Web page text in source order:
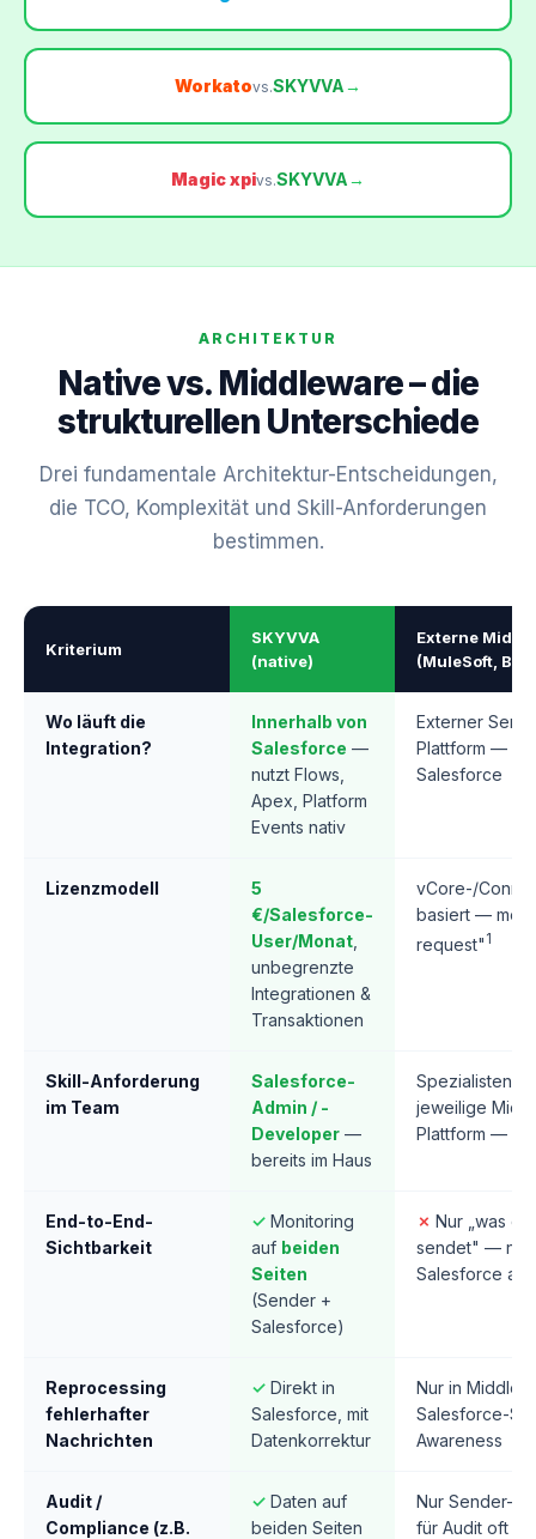
Workatovs.SKYVVA→
Magic xpivs.SKYVVA→
ARCHITEKTUR
Native vs. Middleware – die
strukturellen Unterschiede
Drei fundamentale Architektur-Entscheidungen,
die TCO, Komplexität und Skill-Anforderungen
bestimmen.
Kriterium
SKYVVA
(native)
Externe
(MuleSoft,
Wo läuft die
Integration?
Innerhalb von
Salesforce —
nutzt Flows,
Apex, Platform
Events nativ
Externer
Plattform —
Salesforce
Lizenzmodell
5
€/Salesforce-
User/Monat
unbegrenzte
Integrationen &
Transaktionen
vCore-/
basiert —
request" 1
Skill-Anforderung
im Team
Salesforce-
Admin / -
Developer —
bereits im Haus
Spezialisten
jeweilige
Plattform — oft
End-to-End-
Sichtbarkeit
✓ Monitoring
auf beiden
Seiten
(Sender +
Salesforce)
✗ Nur „was
sendet" —
Salesforce
Reprocessing
fehlerhafter
Nachrichten
✓ Direkt in
Salesforce, mit
Datenkorrektur
Nur in
Salesforce-
Awareness
Audit /
Compliance (z.B.
✓ Daten auf
beiden Seiten
Nur Sender-
für Audit oft